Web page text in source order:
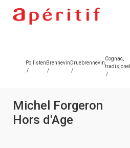
Pollisten
/
Brennevin
/
Druebrennevin
/
Cognac,
tradisjonell
/
Michel Forgeron
Hors d'Age